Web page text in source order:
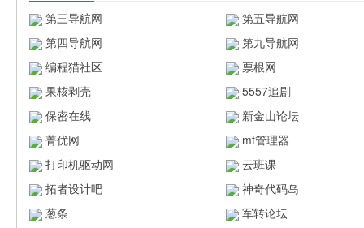
第三导航网
第五导航网
第四导航网
第九导航网
编程猫社区
票根网
果核剥壳
5557追剧
保密在线
新金山论坛
菁优网
mt管理器
打印机驱动网
云班课
拓者设计吧
神奇代码岛
葱条
军转论坛